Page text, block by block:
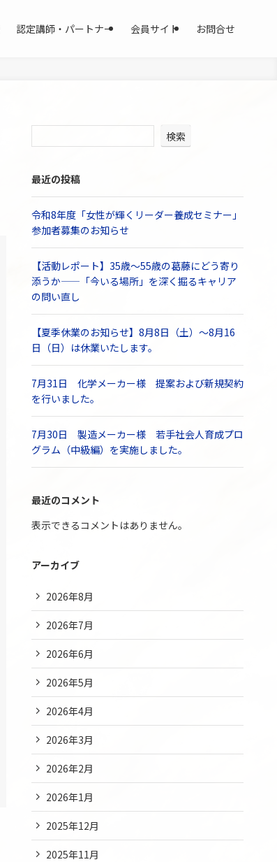
認定講師・パートナー 会員サイト お問合せ
検索
最近の投稿
令和8年度「女性が輝くリーダー養成セミナー」
参加者募集のお知らせ
【活動レポート】35歳〜55歳の葛藤にどう寄り
添うか——「今いる場所」を深く掘るキャリア
の問い直し
【夏季休業のお知らせ】8月8日（土）～8月16
日（日）は休業いたします。
7月31日 化学メーカー様 提案および新規契約
を行いました。
7月30日 製造メーカー様 若手社会人育成プロ
グラム（中級編）を実施しました。
最近のコメント
表示できるコメントはありません。
アーカイブ
2026年8月
2026年7月
2026年6月
2026年5月
2026年4月
2026年3月
2026年2月
2026年1月
2025年12月
2025年11月